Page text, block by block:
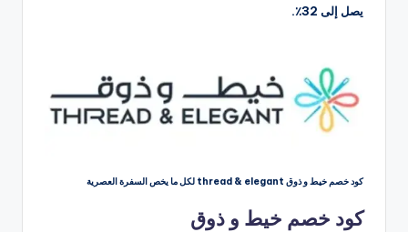
يصل إلى 32٪.
كود خصم خيط و ذوق thread & elegant لكل ما يخص السفرة العصرية
كود خصم خيط و ذوق